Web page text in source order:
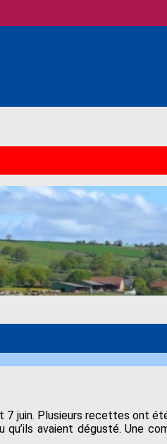
7 juin. Plusieurs recettes ont
avaient dégusté. Une